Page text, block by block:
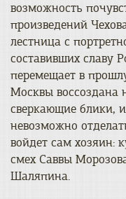
возможность
произведений
лестница с
составивших славу
перемещает в
Москвы воссоздана
сверкающие блики,
невозможно
войдет сам хозяин:
смех Саввы
Шаляпина.